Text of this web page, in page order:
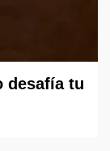
desafía tu